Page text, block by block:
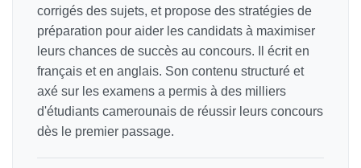
corrigés des sujets, et propose des stratégies de
préparation pour aider les candidats à maximiser
leurs chances de succès au concours. Il écrit en
français et en anglais. Son contenu structuré et
axé sur les examens a permis à des milliers
d'étudiants camerounais de réussir leurs concours
dès le premier passage.